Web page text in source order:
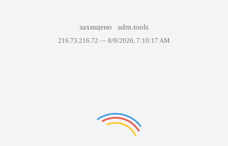
захищено adm.tools
216.73.216.72 — 8/9/2026, 7:10:17 AM